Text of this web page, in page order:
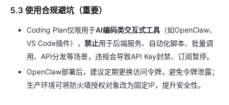
5.3 使用合规避坑（重要）
Coding Plan仅限用于AI编码类交互式工具 （如OpenClaw、
VS Code插件）， 禁止用于后端服务、自动化脚本、批量调
用、API分发等场景，违规会导致API Key封禁、订阅暂停。
OpenClaw部署后，建议定期更换访问令牌，避免令牌泄露；
生产环境可将防火墙授权对象改为固定IP，提升安全性。